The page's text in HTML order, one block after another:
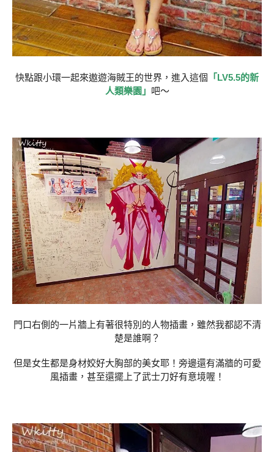
快點跟小環一起來遨遊海賊王的世界，進入這個
「LV5.5的新
人類樂園」 吧～
門口右側的一片牆上有著很特別的人物插畫，雖然我都認不清
楚是誰啊？
但是女生都是身材姣好大胸部的美女耶！旁邊還有滿牆的可愛
風插畫，甚至還擺上了武士刀好有意境喔！